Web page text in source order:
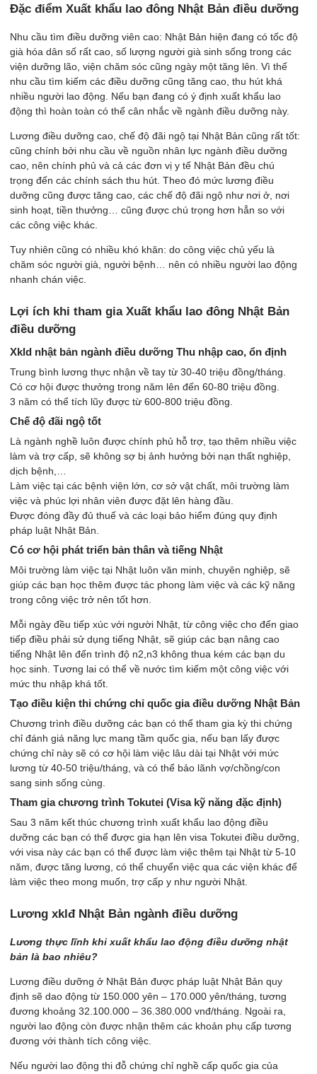
Đặc điểm Xuất khẩu lao đông Nhật Bản điều dưỡng
Nhu cầu tìm điều dưỡng viên cao: Nhật Bản hiện đang có tốc độ
già hóa dân số rất cao, số lượng người già sinh sống trong các
viện dưỡng lão, viện chăm sóc cũng ngày một tăng lên. Vì thế
nhu cầu tìm kiếm các điều dưỡng cũng tăng cao, thu hút khá
nhiều người lao động. Nếu bạn đang có ý định xuất khẩu lao
động thì hoàn toàn có thể cân nhắc về ngành điều dưỡng này.
Lương điều dưỡng cao, chế độ đãi ngộ tại Nhật Bản cũng rất tốt:
cũng chính bởi nhu cầu về nguồn nhân lực ngành điều dưỡng
cao, nên chính phủ và cả các đơn vị y tế Nhật Bản đều chú
trọng đến các chính sách thu hút. Theo đó mức lương điều
dưỡng cũng được tăng cao, các chế độ đãi ngộ như nơi ở, nơi
sinh hoạt, tiền thưởng… cũng được chú trọng hơn hẳn so với
các công việc khác.
Tuy nhiên cũng có nhiều khó khăn: do công việc chủ yếu là
chăm sóc người già, người bệnh… nên có nhiều người lao động
nhanh chán việc.
Lợi ích khi tham gia Xuất khẩu lao đông Nhật Bản
điều dưỡng
Xkld nhật bản ngành điều dưỡng Thu nhập cao, ổn định
Trung bình lương thực nhận về tay từ 30-40 triệu đồng/tháng.
Có cơ hội được thưởng trong năm lên đến 60-80 triệu đồng.
3 năm có thể tích lũy được từ 600-800 triệu đồng.
Chế độ đãi ngộ tốt
Là ngành nghề luôn được chính phủ hỗ trợ, tạo thêm nhiều việc
làm và trợ cấp, sẽ không sợ bị ảnh hưởng bởi nạn thất nghiệp,
dịch bệnh,…
Làm việc tại các bệnh viện lớn, cơ sở vật chất, môi trường làm
việc và phúc lợi nhân viên được đặt lên hàng đầu.
Được đóng đầy đủ thuế và các loại bảo hiểm đúng quy định
pháp luật Nhật Bản.
Có cơ hội phát triển bản thân và tiếng Nhật
Môi trường làm việc tại Nhật luôn văn minh, chuyên nghiệp, sẽ
giúp các bạn học thêm được tác phong làm việc và các kỹ năng
trong công việc trở nên tốt hơn.
Mỗi ngày đều tiếp xúc với người Nhật, từ công việc cho đến giao
tiếp điều phải sử dụng tiếng Nhật, sẽ giúp các bạn nâng cao
tiếng Nhật lên đến trình độ n2,n3 không thua kém các bạn du
học sinh. Tương lai có thể về nước tìm kiếm một công việc với
mức thu nhập khá tốt.
Tạo điều kiện thi chứng chỉ quốc gia điều dưỡng Nhật Bản
Chương trình điều dưỡng các bạn có thể tham gia kỳ thi chứng
chỉ đánh giá năng lực mang tầm quốc gia, nếu bạn lấy được
chứng chỉ này sẽ có cơ hội làm việc lâu dài tại Nhật với mức
lương từ 40-50 triệu/tháng, và có thể bảo lãnh vợ/chồng/con
sang sinh sống cùng.
Tham gia chương trình Tokutei (Visa kỹ năng đặc định)
Sau 3 năm kết thúc chương trình xuất khẩu lao động điều
dưỡng các bạn có thể được gia hạn lên visa Tokutei điều dưỡng,
với visa này các bạn có thể được làm việc thêm tại Nhật từ 5-10
năm, được tăng lương, có thể chuyển việc qua các viện khác để
làm việc theo mong muốn, trợ cấp y như người Nhật.
Lương xklđ Nhật Bản ngành điều dưỡng
Lương thực lĩnh khi xuất khẩu lao động điều dưỡng nhật
bản là bao nhiêu?
Lương điều dưỡng ở Nhật Bản được pháp luật Nhật Bản quy
định sẽ dao động từ 150.000 yên – 170.000 yên/tháng, tương
đương khoảng 32.100.000 – 36.380.000 vnđ/tháng. Ngoài ra,
người lao động còn được nhận thêm các khoản phụ cấp tương
đương với thành tích công việc.
Nếu người lao động thi đỗ chứng chỉ nghề cấp quốc gia của